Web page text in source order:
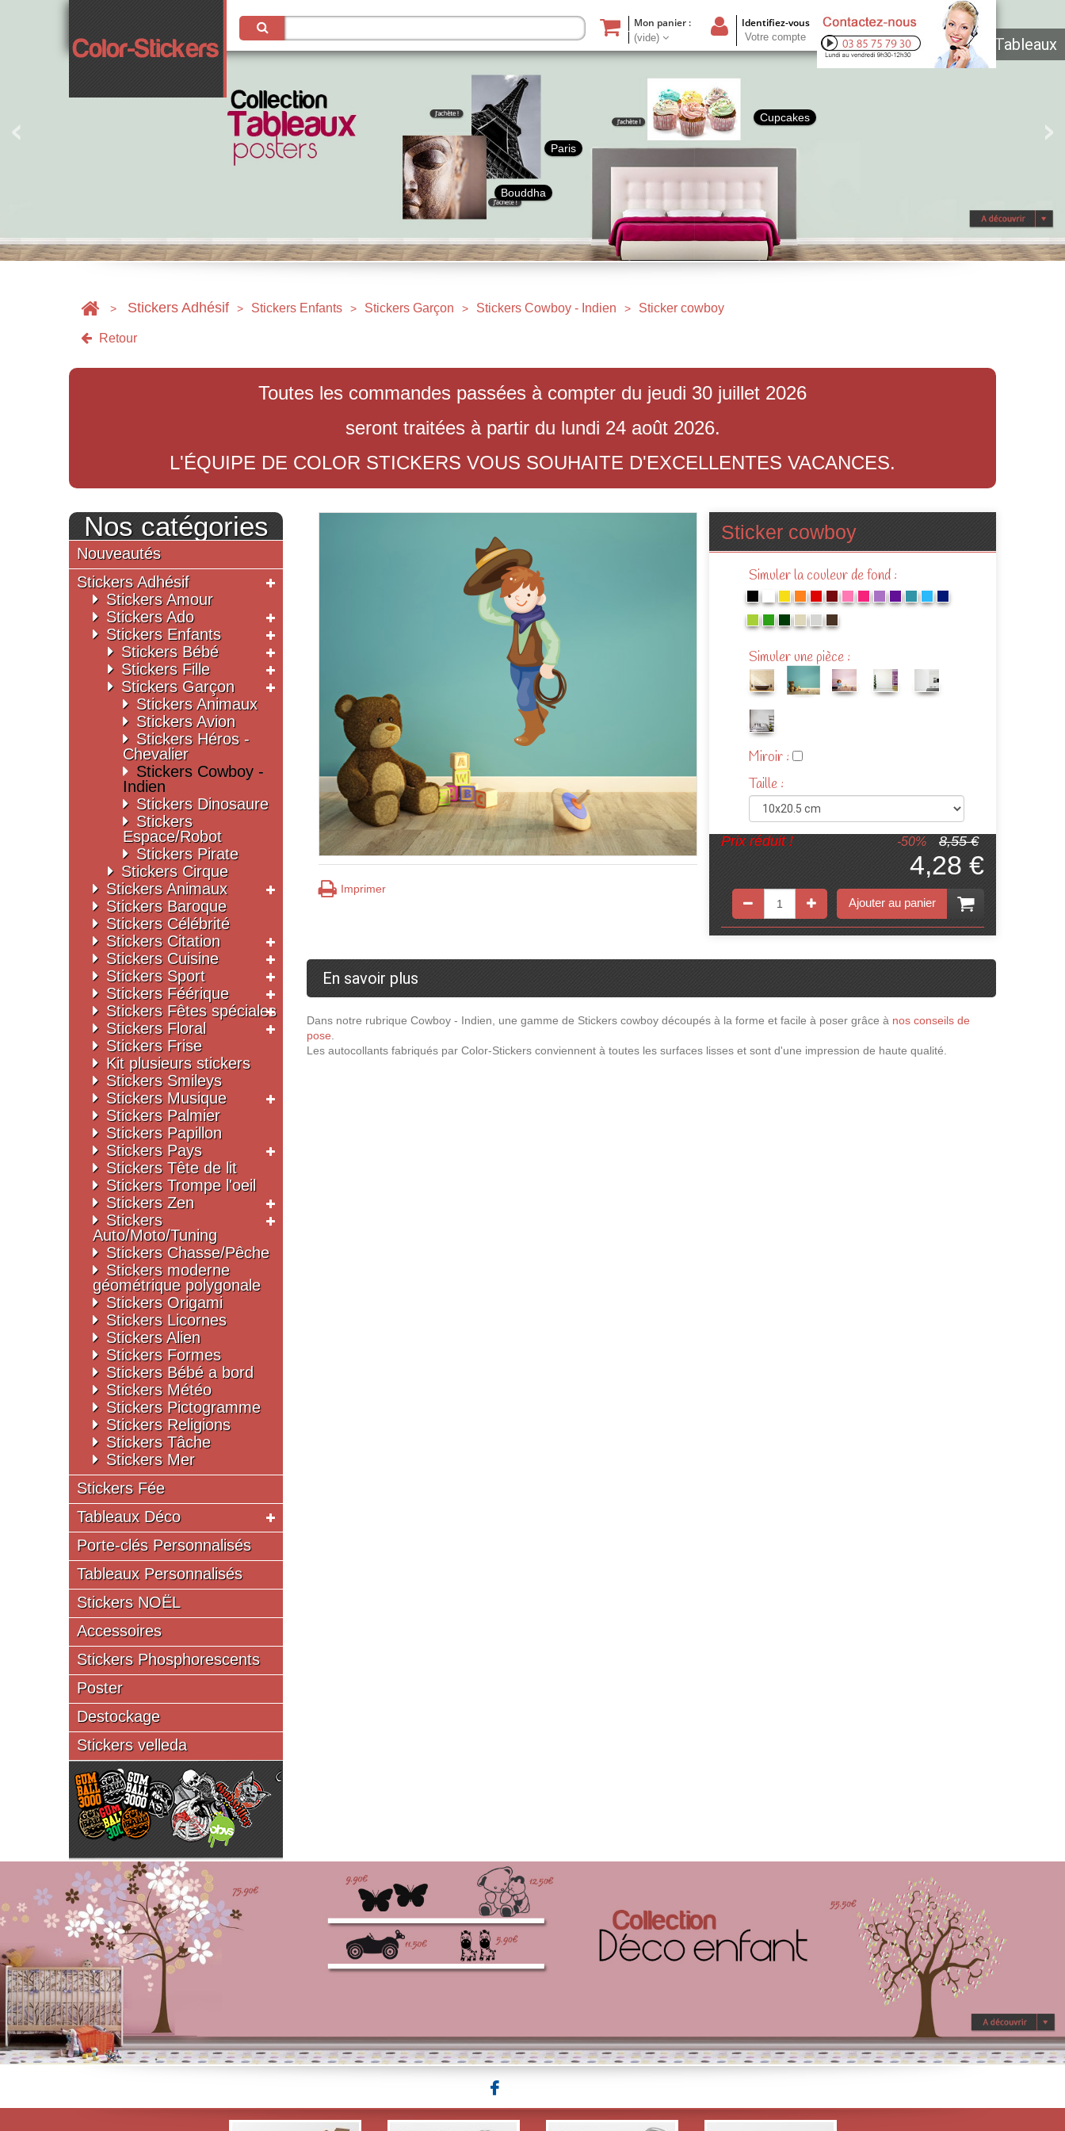
Tableaux
Bouddha
Paris
Cupcakes
Identifiez-vous
Votre compte
Mon panier :
(vide)
> Stickers Adhésif > Stickers Enfants > Stickers Garçon > Stickers Cowboy - Indien > Sticker cowboy
Retour
Toutes les commandes passées à compter du jeudi 30 juillet 2026
seront traitées à partir du lundi 24 août 2026.
L'ÉQUIPE DE COLOR STICKERS VOUS SOUHAITE D'EXCELLENTES VACANCES.
Nos catégories
Nouveautés
Stickers Adhésif
Stickers Amour
Stickers Ado
Stickers Enfants
Stickers Bébé
Stickers Fille
Stickers Garçon
Stickers Animaux
Stickers Avion
Stickers Héros -
Chevalier
Stickers Cowboy -
Indien
Stickers Dinosaure
Stickers
Espace/Robot
Stickers Pirate
Stickers Cirque
Stickers Animaux
Stickers Baroque
Stickers Célébrité
Stickers Citation
Stickers Cuisine
Stickers Sport
Stickers Féérique
Stickers Fêtes spéciales
Stickers Floral
Stickers Frise
Kit plusieurs stickers
Stickers Smileys
Stickers Musique
Stickers Palmier
Stickers Papillon
Stickers Pays
Stickers Tête de lit
Stickers Trompe l'oeil
Stickers Zen
Stickers
Auto/Moto/Tuning
Stickers Chasse/Pêche
Stickers moderne
géométrique polygonale
Stickers Origami
Stickers Licornes
Stickers Alien
Stickers Formes
Stickers Bébé a bord
Stickers Météo
Stickers Pictogramme
Stickers Religions
Stickers Tâche
Stickers Mer
Stickers Fée
Tableaux Déco
Porte-clés Personnalisés
Tableaux Personnalisés
Stickers NOËL
Accessoires
Stickers Phosphorescents
Poster
Destockage
Stickers velleda
Imprimer
Sticker cowboy
Simuler la couleur de fond :
Simuler une pièce :
Miroir :
Taille :
-50% 8,55 €
Prix réduit !
4,28 €
Ajouter au panier
En savoir plus
Dans notre rubrique Cowboy - Indien, une gamme de Stickers cowboy découpés à la forme et facile à poser grâce à nos conseils de
pose
Les autocollants fabriqués par Color-Stickers conviennent à toutes les surfaces lisses et sont d'une impression de haute qualité.